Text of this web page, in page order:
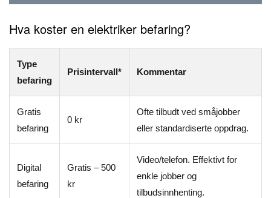
Hva koster en elektriker befaring?
Type
befaring
Prisintervall* Kommentar
Gratis
befaring
0 kr
Ofte tilbudt ved småjobber
eller standardiserte oppdrag.
Digital
befaring
Gratis – 500
kr
Video/telefon. Effektivt for
enkle jobber og
tilbudsinnhenting.